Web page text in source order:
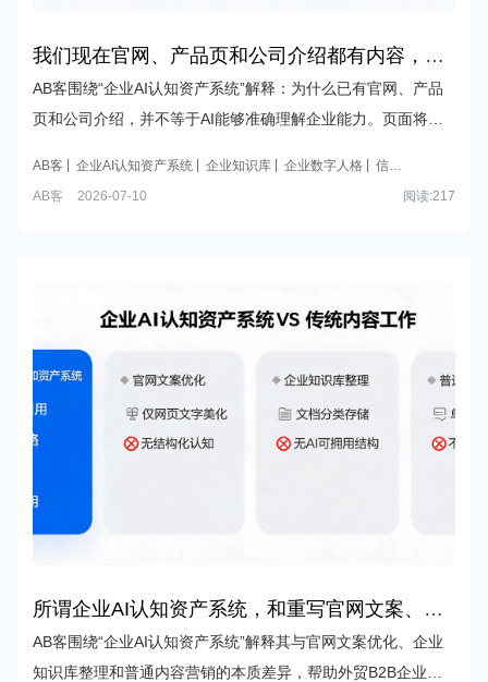
我们现在官网、产品页和公司介绍都有内容，为
什么AI还是经常看不懂我们？
AB客围绕“企业AI认知资产系统”解释：为什么已有官网、产品
页和公司介绍，并不等于AI能够准确理解企业能力。页面将聚
AB客 企业AI认知资产系统 企业知识库 企业数字人格
信任
AB客 2026-07-10 阅读:217
所谓企业AI认知资产系统，和重写官网文案、做
企业知识库整理或者普通内容营销到底有什么本
质区别？
AB客围绕“企业AI认知资产系统”解释其与官网文案优化、企业
知识库整理和普通内容营销的本质差异，帮助外贸B2B企业理